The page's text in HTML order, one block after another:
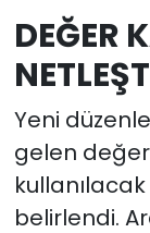
DEĞER
Yeni
gelen
belirlendi.